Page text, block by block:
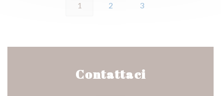
1 2 3
Contattaci